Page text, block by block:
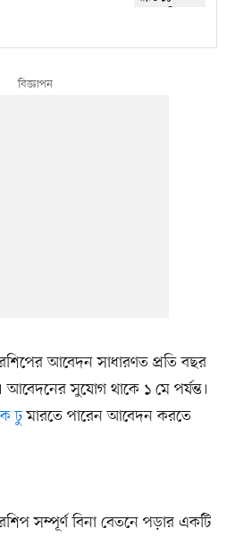
আবেদন সাধারণত প্রতি বছর
আবেদনের সুযোগ থাকে ১ মে পর্যন্ত।
ঢুমারতে পারেন আবেদন করতে
সম্পূর্ণ বিনা বেতনে পড়ার একটি